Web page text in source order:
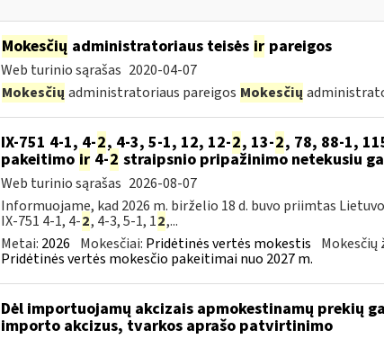
Mokesčių administratoriaus teisės irpareigos
Web turinio sąrašas 2020-04-07
Mokesčių administratoriaus pareigos Mokesčių
IX-751 4-1, 4-2, 4-3, 5-1, 12, 12-2, 13-2, 78, 88-1,
pakeitimo ir4-2 straipsnio pripažinimo netekusiu
Web turinio sąrašas 2026-08-07
Informuojame, kad 2026 m. birželio 18 d. buvo priimtas
IX-751 4-1, 4-2, 4-3, 5-1, 12,...
Metai: 2026 Mokesčiai: Pridėtinės vertės mokestis
Pridėtinės vertės mokesčio pakeitimai nuo 2027 m.
Dėl importuojamų akcizais apmokestinamų prekių
importo akcizus, tvarkos aprašo patvirtinimo